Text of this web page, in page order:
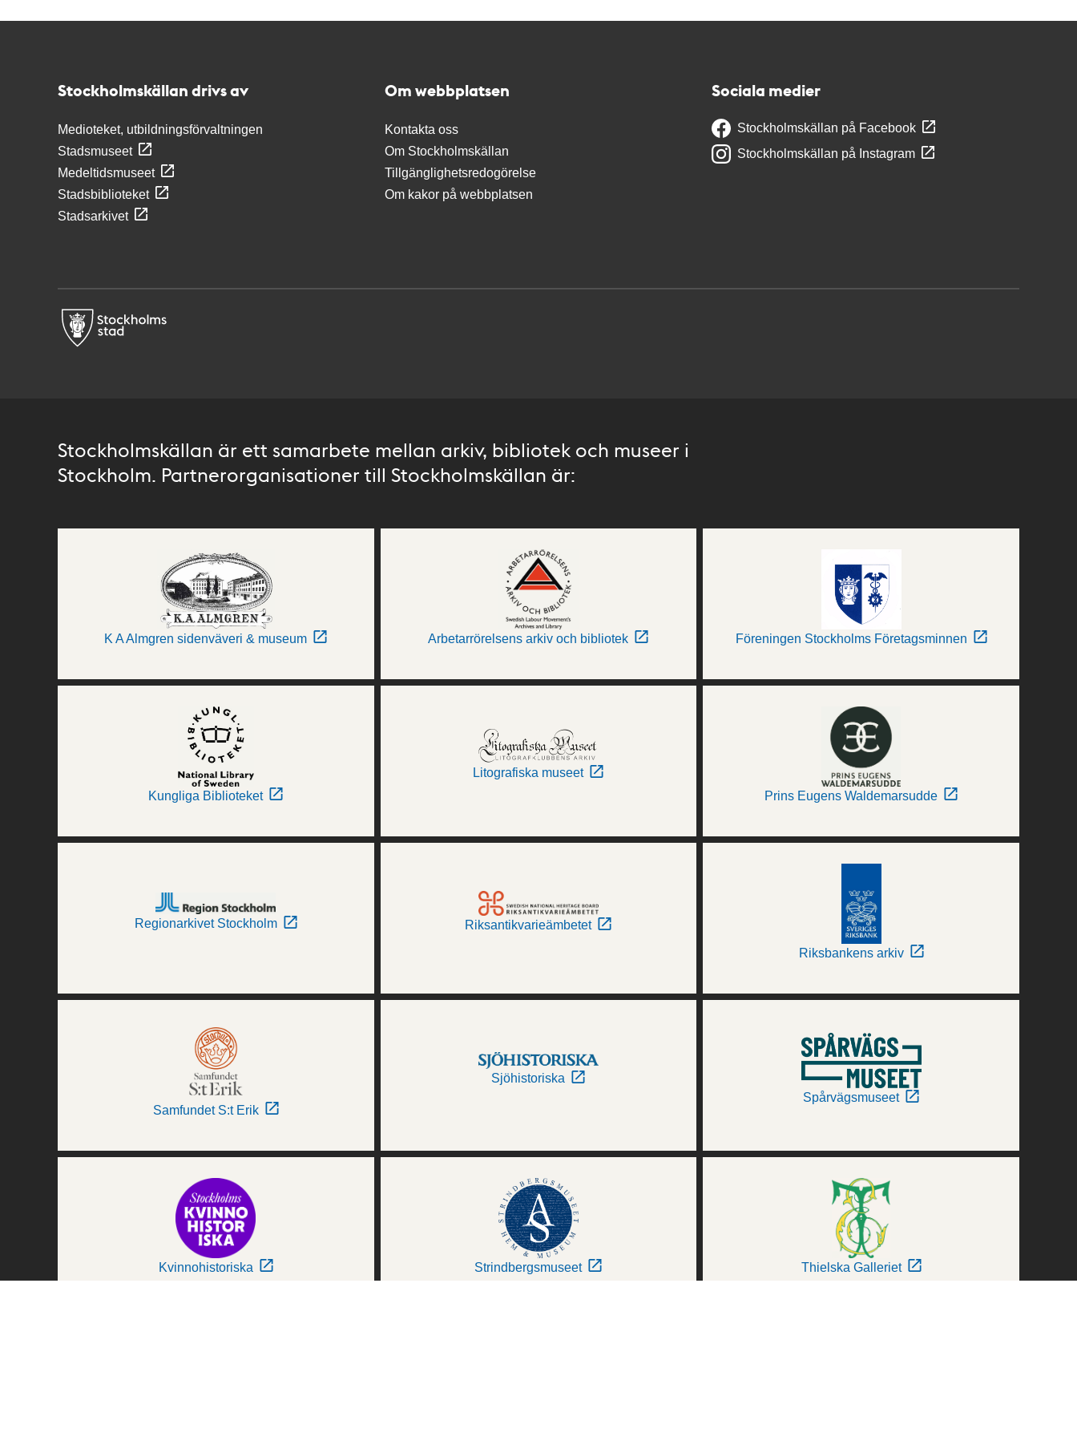
Stockholmskällan drivs av
Medioteket, utbildningsförvaltningen
Stadsmuseet
Medeltidsmuseet
Stadsbiblioteket
Stadsarkivet
Om webbplatsen
Kontakta oss
Om Stockholmskällan
Tillgänglighetsredogörelse
Om kakor på webbplatsen
Sociala medier
Stockholmskällan på Facebook
Stockholmskällan på Instagram
Stockholmskällan är ett samarbete mellan arkiv, bibliotek och museer i
Stockholm. Partnerorganisationer till Stockholmskällan är:
K A Almgren sidenväveri & museum Arbetarrörelsens arkiv och bibliotek Föreningen Stockholms Företagsminnen
Kungliga Biblioteket
Litografiska museet
Prins Eugens Waldemarsudde
Regionarkivet Stockholm Riksantikvarieämbetet
Riksbankens arkiv
Samfundet S:t Erik
Sjöhistoriska
Spårvägsmuseet
Kvinnohistoriska Strindbergsmuseet Thielska Galleriet